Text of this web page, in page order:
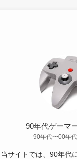
90年代ゲーマ
90年代〜00年
当サイトでは、90年代